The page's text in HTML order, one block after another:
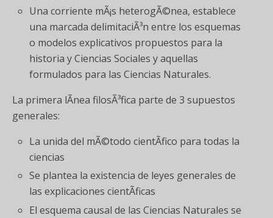
Una corriente mÃ¡s heterogÃ©nea, establece
una marcada delimitaciÃ³n entre los esquemas
o modelos explicativos propuestos para la
historia y Ciencias Sociales y aquellas
formulados para las Ciencias Naturales.
La primera lÃ­nea filosÃ³fica parte de 3 supuestos
generales:
La unida del mÃ©todo cientÃ­fico para todas la
ciencias
Se plantea la existencia de leyes generales de
las explicaciones cientÃ­ficas
El esquema causal de las Ciencias Naturales se